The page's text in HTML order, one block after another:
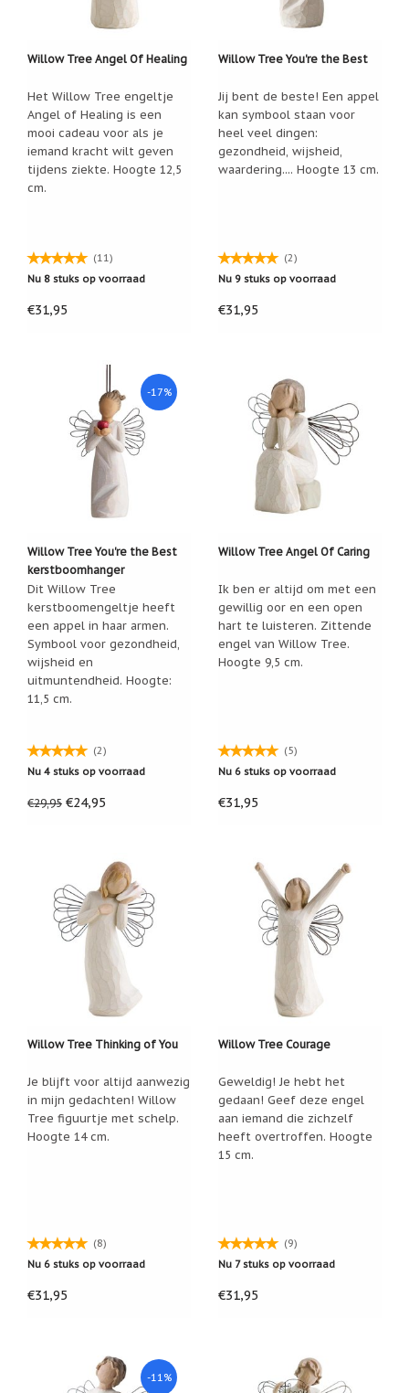
Willow Tree Angel Of Healing
Het Willow Tree engeltje
Angel of Healing is een
mooi cadeau voor als je
iemand kracht wilt geven
tijdens ziekte. Hoogte 12,5
cm.
(11)
Nu 8 stuks op voorraad
€31,95
Willow Tree You're the Best
Jij bent de beste! Een appel
kan symbool staan voor
heel veel dingen:
gezondheid, wijsheid,
waardering.... Hoogte 13 cm.
(2)
Nu 9 stuks op voorraad
€31,95
-17%
Willow Tree You're the Best
kerstboomhanger
Dit Willow Tree
kerstboomengeltje heeft
een appel in haar armen.
Symbool voor gezondheid,
wijsheid en
uitmuntendheid. Hoogte:
11,5 cm.
(2)
Nu 4 stuks op voorraad
€29,95 €24,95
Willow Tree Angel Of Caring
Ik ben er altijd om met een
gewillig oor en een open
hart te luisteren. Zittende
engel van Willow Tree.
Hoogte 9,5 cm.
(5)
Nu 6 stuks op voorraad
€31,95
Willow Tree Thinking of You
Je blijft voor altijd aanwezig
in mijn gedachten! Willow
Tree figuurtje met schelp.
Hoogte 14 cm.
(8)
Nu 6 stuks op voorraad
€31,95
Willow Tree Courage
Geweldig! Je hebt het
gedaan! Geef deze engel
aan iemand die zichzelf
heeft overtroffen. Hoogte
15 cm.
(9)
Nu 7 stuks op voorraad
€31,95
-11%